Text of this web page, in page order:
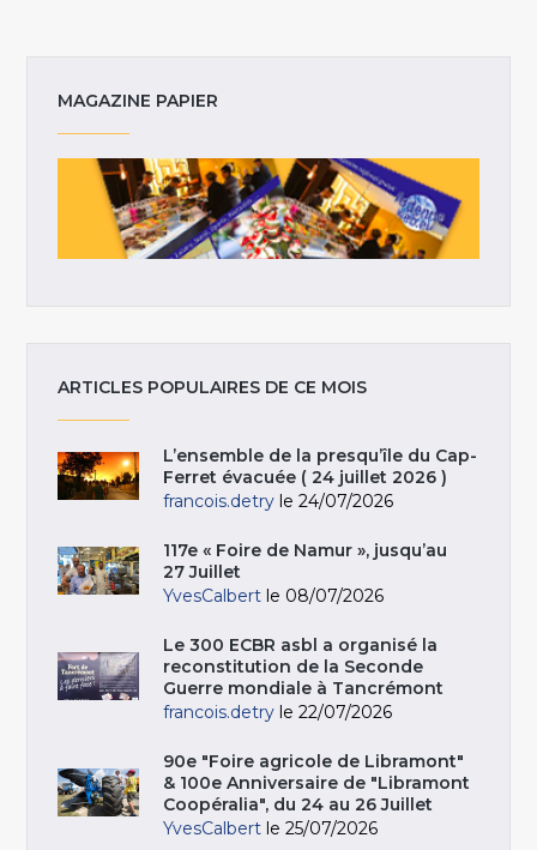
MAGAZINE PAPIER
ARTICLES POPULAIRES DE CE MOIS
L’ensemble de la presqu’île du Cap-
Ferret évacuée ( 24 juillet 2026 )
francois.detry le 24/07/2026
117e « Foire de Namur », jusqu’au
27 Juillet
YvesCalbert le 08/07/2026
Le 300 ECBR asbl a organisé la
reconstitution de la Seconde
Guerre mondiale à Tancrémont
francois.detry le 22/07/2026
90e "Foire agricole de Libramont"
& 100e Anniversaire de "Libramont
Coopéralia", du 24 au 26 Juillet
YvesCalbert le 25/07/2026